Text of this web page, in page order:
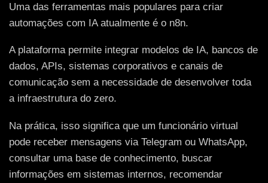
Uma das ferramentas mais populares para criar
automações com IA atualmente é o n8n.
A plataforma permite integrar modelos de IA, bancos de
dados, APIs, sistemas corporativos e canais de
comunicação sem a necessidade de desenvolver toda
a infraestrutura do zero.
Na prática, isso significa que um funcionário virtual
pode receber mensagens via Telegram ou WhatsApp,
consultar uma base de conhecimento, buscar
informações em sistemas internos, recomendar